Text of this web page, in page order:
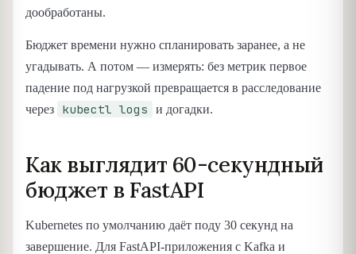
дообработаны.
Бюджет времени нужно спланировать заранее, а не
угадывать. А потом — измерять: без метрик первое
падение под нагрузкой превращается в расследование
через
kubectl logs и догадки.
Как выглядит 60-секундный
бюджет в FastAPI
Kubernetes по умолчанию даёт поду 30 секунд на
завершение. Для FastAPI-приложения с Kafka и